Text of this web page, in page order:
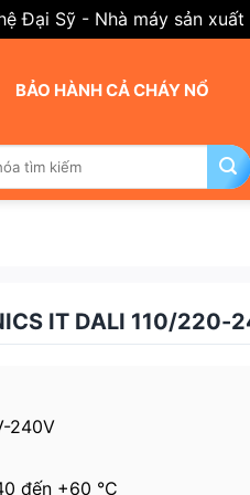
Đại Sỹ - Nhà máy sản
BẢO HÀNH CẢ CHÁY NỔ
IT DALI 110/220-
240V
đến +60 °C